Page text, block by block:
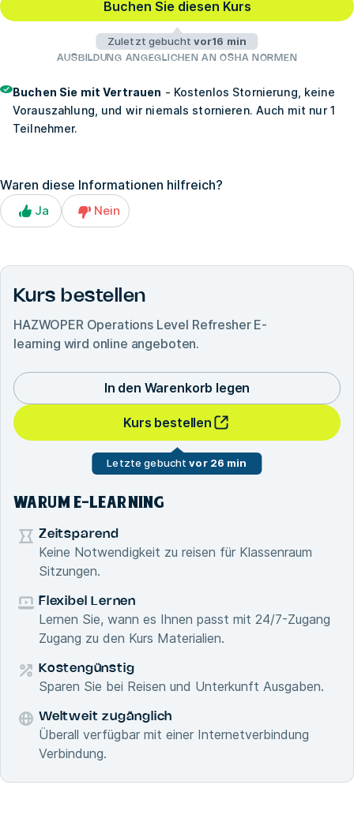
Buchen Sie diesen Kurs
Zuletzt gebucht vor16 min
AUSBILDUNG ANGEGLICHEN AN OSHA NORMEN
Buchen Sie mit Vertrauen - Kostenlos Stornierung, keine
Vorauszahlung, und wir niemals stornieren. Auch mit nur 1
Teilnehmer.
Waren diese Informationen hilfreich?
Ja Nein
Kurs bestellen
HAZWOPER Operations Level Refresher E-
learning wird online angeboten.
In den Warenkorb legen
Kurs bestellen
Letzte gebuchtvor 26 min
WARUM E-LEARNING
Zeitsparend
Keine Notwendigkeit zu reisen für Klassenraum
Sitzungen.
Flexibel Lernen
Lernen Sie, wann es Ihnen passt mit 24/7-Zugang
Zugang zu den Kurs Materialien.
Kostengünstig
Sparen Sie bei Reisen und Unterkunft Ausgaben.
Weltweit zugänglich
Überall verfügbar mit einer Internetverbindung
Verbindung.